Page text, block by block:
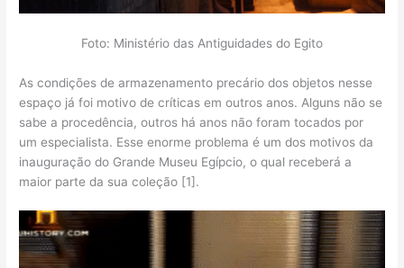
Foto: Ministério das Antiguidades do Egito
As condições de armazenamento precário dos objetos nesse
espaço já foi motivo de críticas em outros anos. Alguns não se
sabe a procedência, outros há anos não foram tocados por
um especialista. Esse enorme problema é um dos motivos da
inauguração do Grande Museu Egípcio, o qual receberá a
maior parte da sua coleção [1].